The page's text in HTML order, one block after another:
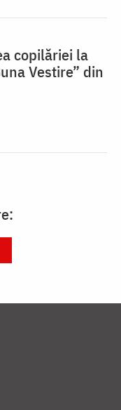
copilăriei la
Vestire” din